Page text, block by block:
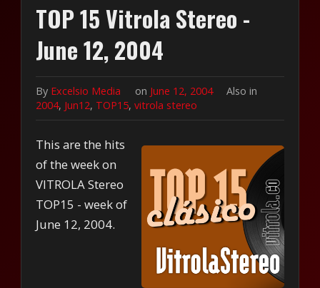
TOP 15 Vitrola Stereo -
June 12, 2004
By Excelsio Media on June 12, 2004
Also in
2004, Jun12, TOP15,vitrola stereo
This are the hits
of the week on
VITROLA Stereo
TOP15 - week of
June 12, 2004.